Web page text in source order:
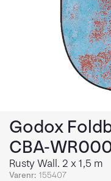
Godox
CBA-
Rusty Wall. 2 x 1,5 m
Varenr: 155407